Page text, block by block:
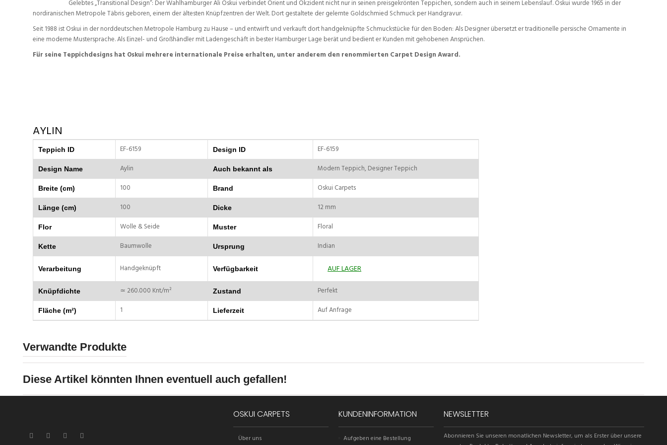
Gelebtes „Transitional Design“: Der Wahlhamburger Ali Oskui verbindet Orient und Okzident nicht nur in seinen preisgekrönten Teppichen, sondern auch in seinem Lebenslauf. Oskui wurde 1965 in der
nordiranischen Metropole Täbris geboren, einem der ältesten Knüpfzentren der Welt. Dort gestaltete der gelernte Goldschmied Schmuck per Handgravur.
Seit 1988 ist Oskui in der norddeutschen Metropole Hamburg zu Hause – und entwirft und verkauft dort handgeknüpfte Schmuckstücke für den Boden: Als Designer übersetzt er traditionelle persische Ornamente in
eine moderne Mustersprache. Als Einzel- und Großhändler mit Ladengeschäft in bester Hamburger Lage berät und bedient er Kunden mit gehobenen Ansprüchen.
Für seine Teppichdesigns hat Oskui mehrere internationale Preise erhalten, unter anderem den renommierten Carpet Design Award.
AYLIN
Teppich ID EF-6159 Design ID EF-6159
Design Name Aylin Auch bekannt als Modern Teppich, Designer Teppich
Breite (cm) 100 Brand Oskui Carpets
Länge (cm) 100 Dicke 12 mm
Flor Wolle & Seide Muster Floral
Kette Baumwolle Ursprung Indian
Verarbeitung Handgeknüpft Verfügbarkeit AUF LAGER
Knüpfdichte ≃ 260.000 Knt/m² Zustand Perfekt
Fläche (m²) 1 Lieferzeit Auf Anfrage
Verwandte Produkte
Diese Artikel könnten Ihnen eventuell auch gefallen!
OSKUI CARPETS
Über uns
KUNDENINFORMATION
Aufgeben eine Bestellung
NEWSLETTER
Abonnieren Sie unseren monatlichen Newsletter, um als Erster über unsere